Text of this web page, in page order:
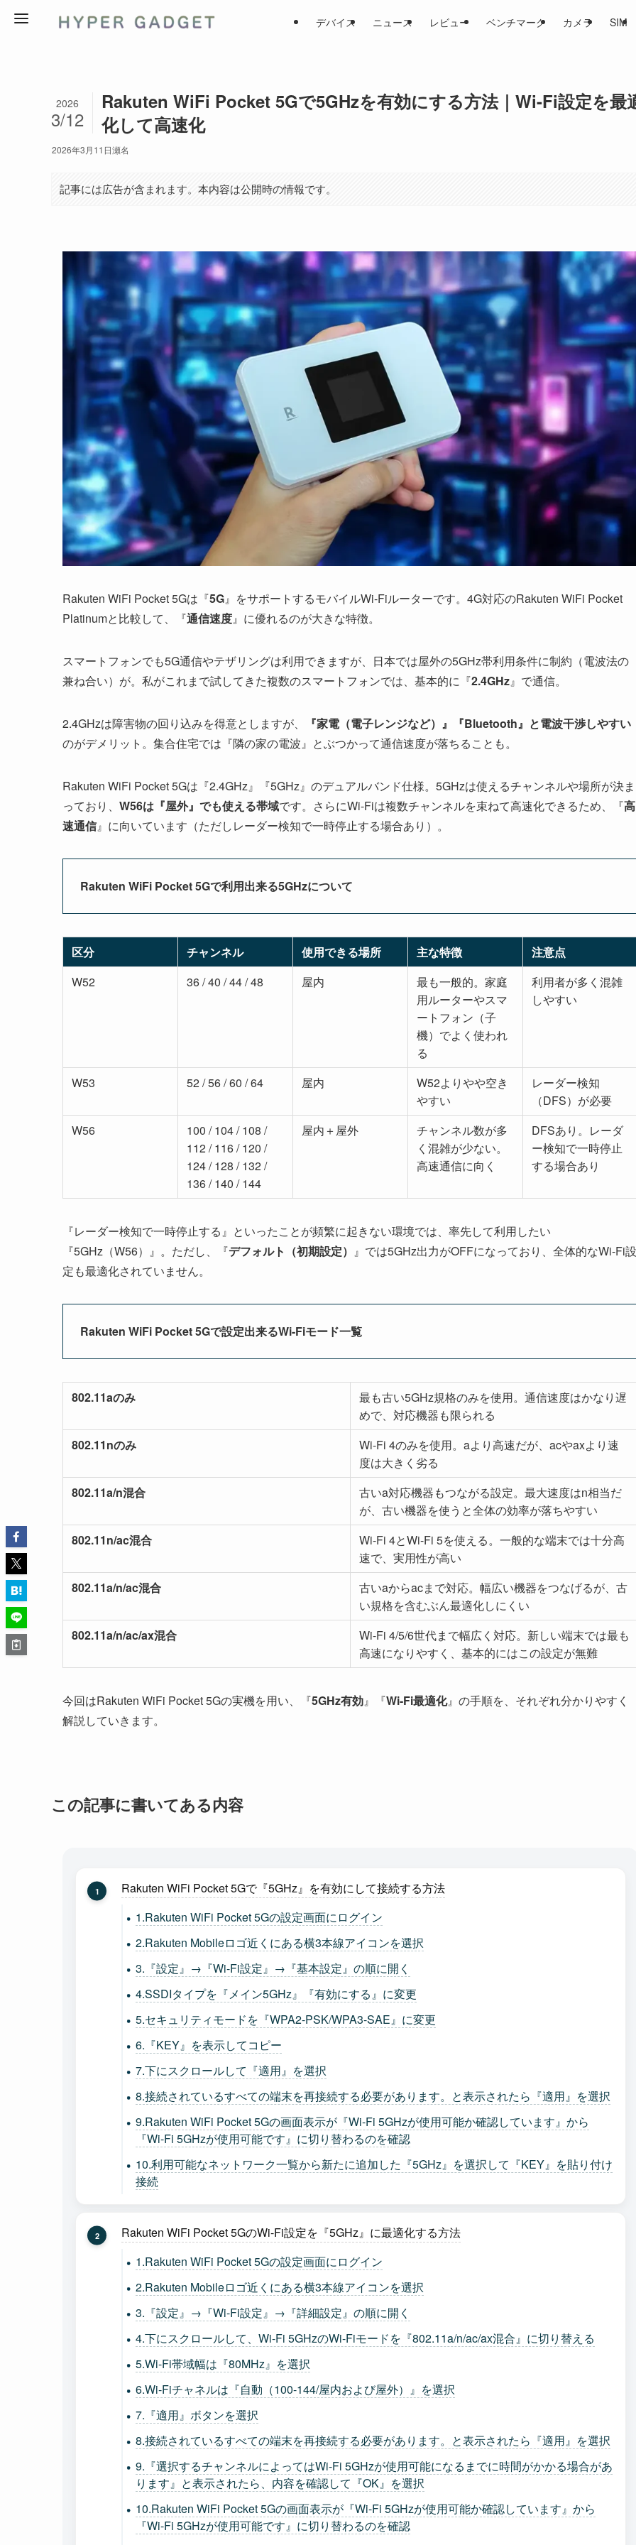
デバイス ニュース レビュー ベンチマーク カメラ SIM
Rakuten WiFi Pocket 5Gで5GHzを有効にする方法｜Wi-Fi設定を最
化して高速化
2026
3/12
2026年3月11日瀬名
記事には広告が含まれます。本内容は公開時の情報です。
Rakuten WiFi Pocket 5Gは『5G』をサポートするモバイルWi-Fiルーターです。4G対応のRakuten WiFi Pocket
Platinumと比較して、『通信速度』に優れるのが大きな特徴。
スマートフォンでも5G通信やテザリングは利用できますが、日本では屋外の5GHz帯利用条件に制約（電波法の
兼ね合い）が。私がこれまで試してきた複数のスマートフォンでは、基本的に『2.4GHz』で通信。
2.4GHzは障害物の回り込みを得意としますが、
『家電（電子レンジなど）』『Bluetooth』と電波干渉しやすい
のがデメリット。集合住宅では『隣の家の電波』とぶつかって通信速度が落ちることも。
Rakuten WiFi Pocket 5Gは『2.4GHz』『5GHz』のデュアルバンド仕様。5GHzは使えるチャンネルや場所が決ま
っており、 W56は『屋外』でも使える帯域です。さらにWi-Fiは複数チャンネルを束ねて高速化できるため、『高
速通信』に向いています（ただしレーダー検知で一時停止する場合あり）。
Rakuten WiFi Pocket 5Gで利用出来る5GHzについて
区分 チャンネル 使用できる場所 主な特徴
注意点
W52
36 / 40 / 44 / 48 屋内
最も一般的。家庭
用ルーターやスマ
ートフォン（子
機）でよく使われ
る
利用者が多く混雑
しやすい
W53 52 / 56 / 60 / 64 屋内
W52よりやや空き
やすい
レーダー検知
（DFS）が必要
W56
100 / 104 / 108 /
112 / 116 / 120 /
124 / 128 / 132 /
136 / 140 / 144
屋内＋屋外
チャンネル数が多
く混雑が少ない。
高速通信に向く
DFSあり。レーダ
ー検知で一時停止
する場合あり
『レーダー検知で一時停止する』といったことが頻繁に起きない環境では、率先して利用したい
『5GHz（W56）』。ただし、『デフォルト（初期設定） 』では5GHz出力がOFFになっており、全体的なWi-Fi設
定も最適化されていません。
Rakuten WiFi Pocket 5Gで設定出来るWi-Fiモード一覧
802.11aのみ
最も古い5GHz規格のみを使用。通信速度はかなり遅
めで、対応機器も限られる
802.11nのみ
Wi-Fi 4のみを使用。aより高速だが、acやaxより速
度は大きく劣る
802.11a/n混合
古いa対応機器もつながる設定。最大速度はn相当だ
が、古い機器を使うと全体の効率が落ちやすい
802.11n/ac混合
Wi-Fi 4とWi-Fi 5を使える。一般的な端末では十分高
速で、実用性が高い
802.11a/n/ac混合
古いaからacまで対応。幅広い機器をつなげるが、古
い規格を含むぶん最適化しにくい
802.11a/n/ac/ax混合
Wi-Fi 4/5/6世代まで幅広く対応。新しい端末では最も
高速になりやすく、基本的にはこの設定が無難
今回はRakuten WiFi Pocket 5Gの実機を用い、『5GHz有効』『Wi-Fi最適化』の手順を、それぞれ分かりやすく
解説していきます。
この記事に書いてある内容
Rakuten WiFi Pocket 5Gで『5GHz』を有効にして接続する方法
1.Rakuten WiFi Pocket 5Gの設定画面にログイン
2.Rakuten Mobileロゴ近くにある横3本線アイコンを選択
3.『設定』→『Wi-Fi設定』→『基本設定』の順に開く
4.SSDIタイプを『メイン5GHz』『有効にする』に変更
5.セキュリティモードを『WPA2-PSK/WPA3-SAE』に変更
6.『KEY』を表示してコピー
7.下にスクロールして『適用』を選択
8.接続されているすべての端末を再接続する必要があります。と表示されたら『適用』を選択
9.Rakuten WiFi Pocket 5Gの画面表示が『Wi-Fi 5GHzが使用可能か確認しています』から
『Wi-Fi 5GHzが使用可能です』に切り替わるのを確認
10.利用可能なネットワーク一覧から新たに追加した『5GHz』を選択して『KEY』を貼り付け
接続
Rakuten WiFi Pocket 5GのWi-Fi設定を『5GHz』に最適化する方法
1.Rakuten WiFi Pocket 5Gの設定画面にログイン
2.Rakuten Mobileロゴ近くにある横3本線アイコンを選択
3.『設定』→『Wi-Fi設定』→『詳細設定』の順に開く
4.下にスクロールして、Wi-Fi 5GHzのWi-Fiモードを『802.11a/n/ac/ax混合』に切り替える
5.Wi-Fi帯域幅は『80MHz』を選択
6.Wi-Fiチャネルは『自動（100-144/屋内および屋外）』を選択
7.『適用』ボタンを選択
8.接続されているすべての端末を再接続する必要があります。と表示されたら『適用』を選択
9.『選択するチャンネルによってはWi-Fi 5GHzが使用可能になるまでに時間がかかる場合があ
ります』と表示されたら、内容を確認して『OK』を選択
10.Rakuten WiFi Pocket 5Gの画面表示が『Wi-Fi 5GHzが使用可能か確認しています』から
『Wi-Fi 5GHzが使用可能です』に切り替わるのを確認